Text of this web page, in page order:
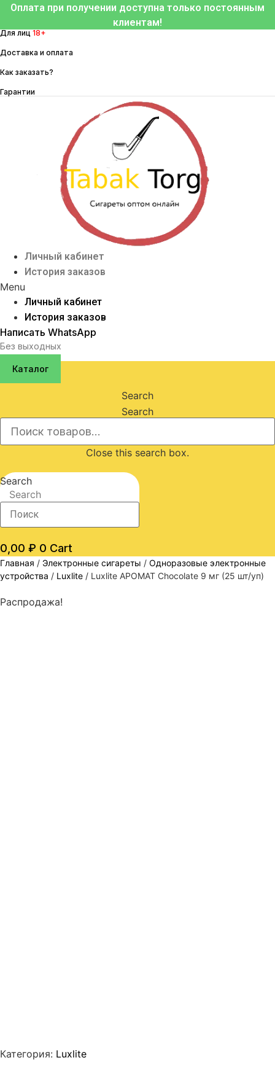
Перейти
содержимому
Оплата при получении доступна только постоянным
клиентам!
Для лиц 18+
Доставка и оплата
Как заказать?
Гарантии
Личный кабинет
История заказов
Menu
Личный кабинет
История заказов
Написать WhatsApp
Без выходных
Каталог
Search
Search
Close this search box.
Search
Search
0,00 ₽ 0 Cart
Главная / Электронные сигареты / Одноразовые электронные
устройства / Luxlite / Luxlite АРОМАТ Chocolate 9 мг (25 шт/уп)
Распродажа!
Категория: Luxlite